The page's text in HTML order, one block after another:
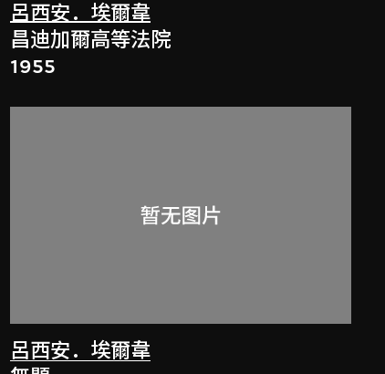
呂西安．埃爾韋
昌迪加爾高等法院
1955
呂西安．埃爾韋